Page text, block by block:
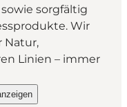
sorgfältig
Wir
Natur,
Linien – immer
Rod & Stilk"
Rod & Stilk on_map